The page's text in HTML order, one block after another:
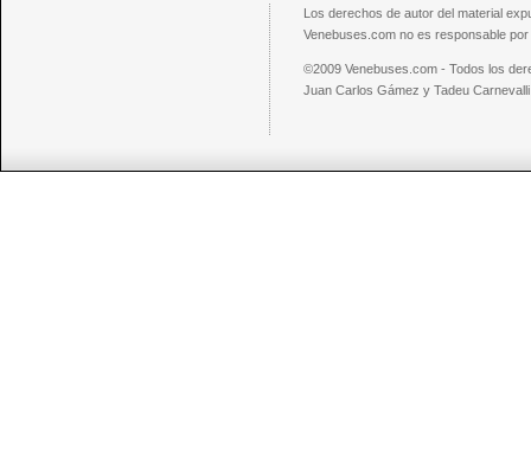
Los derechos de autor del material
Venebuses.com no es responsable
©2009 Venebuses.com - Todos los
Juan Carlos Gámez y Tadeu Carnevalli